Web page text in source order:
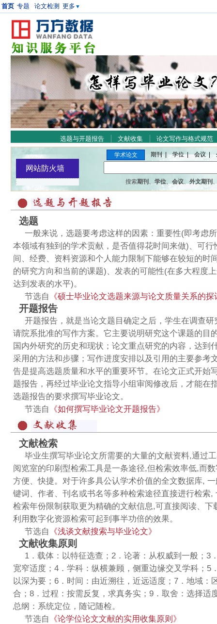
首页 专题 论文检测 更多 ▼
选题与开题报告 文献收集 论文写作与格式规范
学术论文 期刊 | 学位 | 会议 |
搜索期刊 、 学位、 会议、 外文期刊
选题
一般来说，选题要考虑这样的因素：重要性(即考虑
本领域有独到的学术贡献，是否值得花时间来做)、可行
间、经费、资料资源和个人能力限制下能够在较短的时
的研究方向和当前的课题)、发表的可能性(在多大程度
达到发表的水平)。
节选自 《硕士毕业论文选题来源与论文质量关系的探
开题报告
开题报告，就是当论文题目确定之后，学生在调查
请院系批准的写作方案。它主要说明研究这个课题的目
国内外研究的历史和现状；论文重点研究的内容，达到
采用的方法和步骤；写作进度安排以及引用的主要参考
告是提高选题质量和水平的重要环节。在论文正式开始
题报告，再经过毕业论文指导小组审阅修改后，才能在
选题报告的要求撰写毕业论文。
节选自 《如何撰写毕业论文开题报告》
文献检索
毕业生撰写毕业论文所需要的大量的文献资料,通过
阅览室的印刷型检索工具是一条途径,但检索效率低,而
方便、快捷。对于许多具公认学术价值的全文数据库,
键词、作者、刊名或书名等多种检索途径直接进行检索,
检索年份限制获取更为精确的文献信息,可直接阅读、下
利用数字化资源检索可起到事半功倍的效果。
节选自 《浅谈文献搜索与毕业论文》
文献收集原则
1．载体：以特征选查；2．论著：从权威到一般；3
宽窄适度；4．学科：纵横兼顾，侧重边缘交叉学科；5
以深为要；6．时间：由近溯往，近远适度；7．地域：
合；8．过程：按需反复，求真务实；9．取舍：选择适
总纲：系统定位，随记随检。
节选自 《论学位论文文献的实用收集原则》